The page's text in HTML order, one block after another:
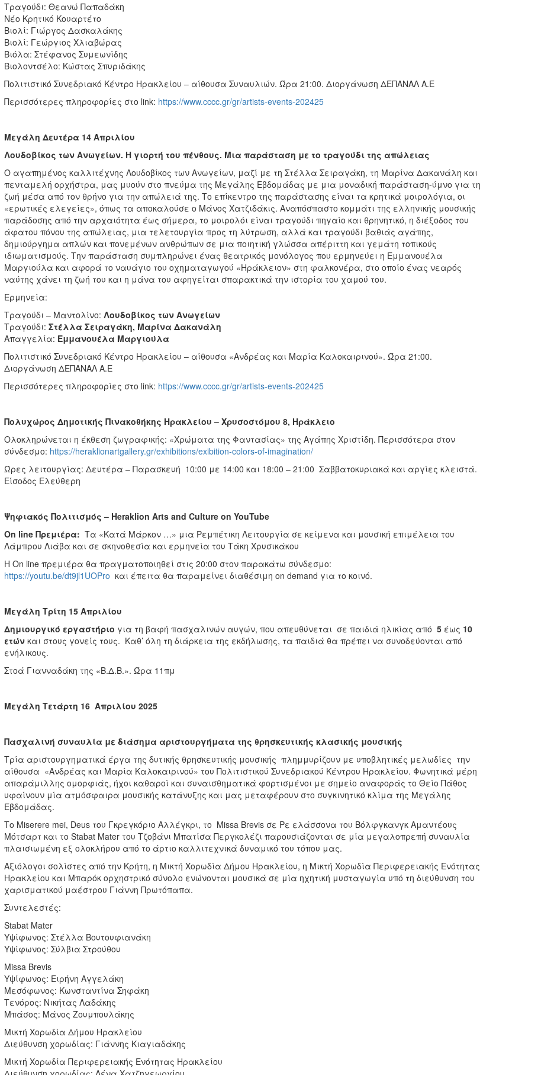
Τραγούδι: Θεανώ Παπαδάκη
Νέο Κρητικό Κουαρτέτο
Βιολί: Γιώργος Δασκαλάκης
Βιολί: Γεώργιος Χλιαβώρας
Βιόλα: Στέφανος Συμεωνίδης
Βιολοντσέλο: Κώστας Σπυριδάκης
Πολιτιστικό Συνεδριακό Κέντρο Ηρακλείου – αίθουσα Συναυλιών. Ώρα 21:00. Διοργάνωση ΔΕΠΑΝΑΛ Α.Ε
Περισσότερες πληροφορίες στο link: https://www.cccc.gr/gr/artists-events-202425
Μεγάλη Δευτέρα 14 Απριλίου
Λουδοβίκος των Ανωγείων. Η γιορτή του πένθους. Μια παράσταση με το τραγούδι της απώλειας
O αγαπημένος καλλιτέχνης Λουδοβίκος των Ανωγείων, μαζί με τη Στέλλα Σειραγάκη, τη Μαρίνα Δακανάλη και
πενταμελή ορχήστρα, μας μυούν στο πνεύμα της Μεγάλης Εβδομάδας με μια μοναδική παράσταση-ύμνο για τη
ζωή μέσα από τον θρήνο για την απώλειά της. Το επίκεντρο της παράστασης είναι τα κρητικά μοιρολόγια, οι
«ερωτικές ελεγείες», όπως τα αποκαλούσε ο Μάνος Χατζιδάκις. Αναπόσπαστο κομμάτι της ελληνικής μουσικής
παράδοσης από την αρχαιότητα έως σήμερα, το μοιρολόι είναι τραγούδι πηγαίο και θρηνητικό, η διέξοδος του
άφατου πόνου της απώλειας, μια τελετουργία προς τη λύτρωση, αλλά και τραγούδι βαθιάς αγάπης,
δημιούργημα απλών και πονεμένων ανθρώπων σε μια ποιητική γλώσσα απέριττη και γεμάτη τοπικούς
ιδιωματισμούς. Την παράσταση συμπληρώνει ένας θεατρικός μονόλογος που ερμηνεύει η Εμμανουέλα
Μαργιούλα και αφορά το ναυάγιο του οχηματαγωγού «Ηράκλειον» στη φαλκονέρα, στο οποίο ένας νεαρός
ναύτης χάνει τη ζωή του και η μάνα του αφηγείται σπαρακτικά την ιστορία του χαμού του.
Ερμηνεία:
Τραγούδι – Μαντολίνο: Λουδοβίκος των Ανωγείων
Τραγούδι: Στέλλα Σειραγάκη, Μαρίνα Δακανάλη
Απαγγελία: Εμμανουέλα Μαργιούλα
Πολιτιστικό Συνεδριακό Κέντρο Ηρακλείου – αίθουσα «Ανδρέας και Μαρία Καλοκαιρινού». Ώρα 21:00.
Διοργάνωση ΔΕΠΑΝΑΛ Α.Ε
Περισσότερες πληροφορίες στο link: https://www.cccc.gr/gr/artists-events-202425
Πολυχώρος Δημοτικής Πινακοθήκης Ηρακλείου – Χρυσοστόμου 8, Ηράκλειο
Ολοκληρώνεται η έκθεση ζωγραφικής: «Χρώματα της Φαντασίας» της Αγάπης Χριστίδη. Περισσότερα στον
σύνδεσμο: https://heraklionartgallery.gr/exhibitions/exibition-colors-of-imagination/
Ώρες λειτουργίας: Δευτέρα – Παρασκευή 10:00 με 14:00 και 18:00 – 21:00 Σαββατοκυριακά και αργίες κλειστά.
Είσοδος Ελεύθερη
Ψηφιακός Πολιτισμός – Heraklion Arts and Culture on YouTube
On lineΠρεμιέρα: Τα «Κατά Μάρκον …» μια Ρεμπέτικη Λειτουργία σε κείμενα και μουσική επιμέλεια του
Λάμπρου Λιάβα και σε σκηνοθεσία και ερμηνεία του Τάκη Χρυσικάκου
Η On line πρεμιέρα θα πραγματοποιηθεί στις 20:00 στον παρακάτω σύνδεσμο:
https://youtu.be/dt9jl1UOPro και έπειτα θα παραμείνει διαθέσιμη on demand για το κοινό.
Μεγάλη Τρίτη 15 Απριλίου
Δημιουργικό εργαστήριο για τη βαφή πασχαλινών αυγών, που απευθύνεται σε παιδιά ηλικίας από 5έως 10
ετώνκαι στους γονείς τους. Καθ’ όλη τη διάρκεια της εκδήλωσης, τα παιδιά θα πρέπει να συνοδεύονται από
ενήλικους.
Στοά Γιανναδάκη της «Β.Δ.Β.». Ώρα 11πμ
Μεγάλη Τετάρτη 16 Απριλίου 2025
Πασχαλινή συναυλία με διάσημα αριστουργήματα της θρησκευτικής κλασικής μουσικής
Τρία αριστουργηματικά έργα της δυτικής θρησκευτικής μουσικής πλημμυρίζουν με υποβλητικές μελωδίες την
αίθουσα «Ανδρέας και Μαρία Καλοκαιρινού» του Πολιτιστικού Συνεδριακού Κέντρου Ηρακλείου. Φωνητικά μέρη
απαράμιλλης ομορφιάς, ήχοι καθαροί και συναισθηματικά φορτισμένοι με σημείο αναφοράς το Θείο Πάθος
υφαίνουν μία ατμόσφαιρα μουσικής κατάνυξης και μας μεταφέρουν στο συγκινητικό κλίμα της Μεγάλης
Εβδομάδας.
Το Miserere mei, Deus του Γκρεγκόριο Αλλέγκρι, το Missa Brevis σε Ρε ελάσσονα του Βόλφγκανγκ Αμαντέους
Μότσαρτ και το Stabat Mater του Τζοβάνι Μπατίσα Περγκολέζι παρουσιάζονται σε μία μεγαλοπρεπή συναυλία
πλαισιωμένη εξ ολοκλήρου από το άρτιο καλλιτεχνικά δυναμικό του τόπου μας.
Αξιόλογοι σολίστες από την Κρήτη, η Μικτή Χορωδία Δήμου Ηρακλείου, η Μικτή Χορωδία Περιφερειακής Ενότητας
Ηρακλείου και Μπαρόκ ορχηστρικό σύνολο ενώνονται μουσικά σε μία ηχητική μυσταγωγία υπό τη διεύθυνση του
χαρισματικού μαέστρου Γιάννη Πρωτόπαπα.
Συντελεστές:
Stabat Mater
Υψίφωνος: Στέλλα Βουτουφιανάκη
Υψίφωνος: Σύλβια Στρούθου
Missa Brevis
Υψίφωνος: Ειρήνη Αγγελάκη
Μεσόφωνος: Κωνσταντίνα Σηφάκη
Τενόρος: Νικήτας Λαδάκης
Μπάσος: Μάνος Ζουμπουλάκης
Μικτή Χορωδία Δήμου Ηρακλείου
Διεύθυνση χορωδίας: Γιάννης Κιαγιαδάκης
Μικτή Χορωδία Περιφερειακής Ενότητας Ηρακλείου